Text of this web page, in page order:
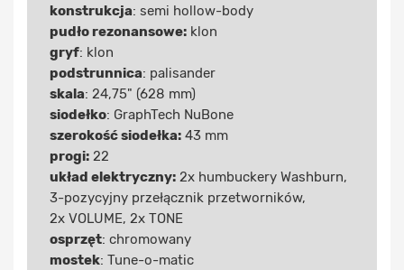
konstrukcja: semi hollow-body
pudło rezonansowe: klon
gryf: klon
podstrunnica: palisander
skala: 24,75" (628 mm)
siodełko: GraphTech NuBone
szerokość siodełka: 43 mm
progi: 22
układ elektryczny: 2x humbuckery Washburn,
3-pozycyjny przełącznik przetworników,
2x VOLUME, 2x TONE
osprzęt: chromowany
mostek: Tune-o-matic